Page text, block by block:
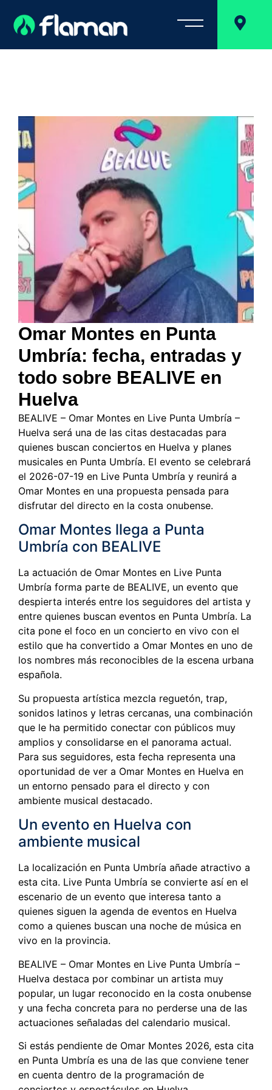
Omar Montes en Punta
Umbría: fecha, entradas y
todo sobre BEALIVE en
Huelva
BEALIVE – Omar Montes en Live Punta Umbría –
Huelva será una de las citas destacadas para
quienes buscan conciertos en Huelva y planes
musicales en Punta Umbría. El evento se celebrará
el 2026-07-19 en Live Punta Umbría y reunirá a
Omar Montes en una propuesta pensada para
disfrutar del directo en la costa onubense.
Omar Montes llega a Punta
Umbría con BEALIVE
La actuación de Omar Montes en Live Punta
Umbría forma parte de BEALIVE, un evento que
despierta interés entre los seguidores del artista y
entre quienes buscan eventos en Punta Umbría. La
cita pone el foco en un concierto en vivo con el
estilo que ha convertido a Omar Montes en uno de
los nombres más reconocibles de la escena urbana
española.
Su propuesta artística mezcla reguetón, trap,
sonidos latinos y letras cercanas, una combinación
que le ha permitido conectar con públicos muy
amplios y consolidarse en el panorama actual.
Para sus seguidores, esta fecha representa una
oportunidad de ver a Omar Montes en Huelva en
un entorno pensado para el directo y con
ambiente musical destacado.
Un evento en Huelva con
ambiente musical
La localización en Punta Umbría añade atractivo a
esta cita. Live Punta Umbría se convierte así en el
escenario de un evento que interesa tanto a
quienes siguen la agenda de eventos en Huelva
como a quienes buscan una noche de música en
vivo en la provincia.
BEALIVE – Omar Montes en Live Punta Umbría –
Huelva destaca por combinar un artista muy
popular, un lugar reconocido en la costa onubense
y una fecha concreta para no perderse una de las
actuaciones señaladas del calendario musical.
Si estás pendiente de Omar Montes 2026, esta cita
en Punta Umbría es una de las que conviene tener
en cuenta dentro de la programación de